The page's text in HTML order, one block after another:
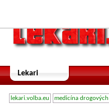
Lekari
lekari.volba.eu medicína